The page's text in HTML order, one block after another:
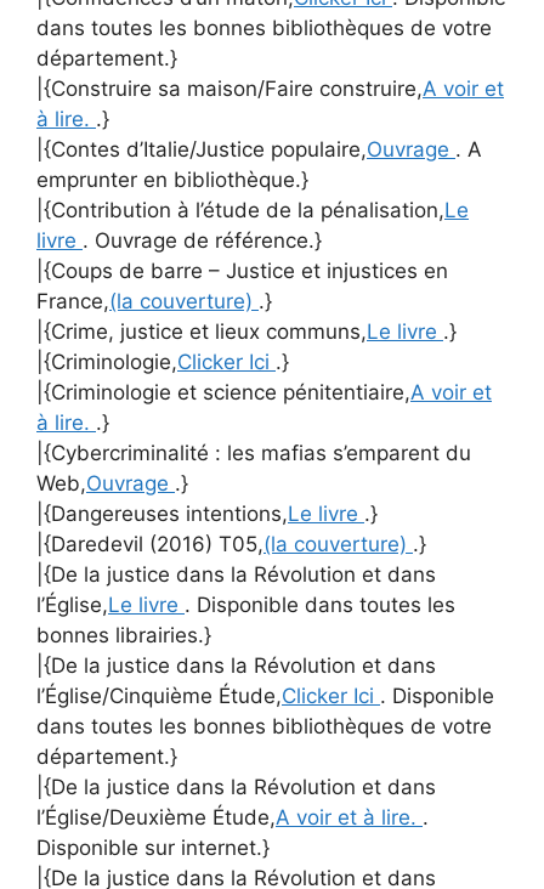
dans toutes les bonnes bibliothèques de votre
département.}
|{Construire sa maison/Faire construire,A voir et
à lire. .}
|{Contes d’Italie/Justice populaire,Ouvrage . A
emprunter en bibliothèque.}
|{Contribution à l’étude de la pénalisation,Le
livre . Ouvrage de référence.}
|{Coups de barre – Justice et injustices en
France,(la couverture) .}
|{Crime, justice et lieux communs,Le livre .}
|{Criminologie,Clicker Ici .}
|{Criminologie et science pénitentiaire,A voir et
à lire. .}
|{Cybercriminalité : les mafias s’emparent du
Web,Ouvrage .}
|{Dangereuses intentions,Le livre .}
|{Daredevil (2016) T05,(la couverture) .}
|{De la justice dans la Révolution et dans
l’Église,Le livre . Disponible dans toutes les
bonnes librairies.}
|{De la justice dans la Révolution et dans
l’Église/Cinquième Étude,Clicker Ici . Disponible
dans toutes les bonnes bibliothèques de votre
département.}
|{De la justice dans la Révolution et dans
l’Église/Deuxième Étude,A voir et à lire. .
Disponible sur internet.}
|{De la justice dans la Révolution et dans